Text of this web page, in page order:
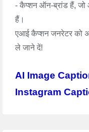
- कैप्शन ऑन-ब्रांड हैं, जो
हैं।
एआई कैप्शन जनरेटर को
ले जाने दें!
AI Image
Instagram